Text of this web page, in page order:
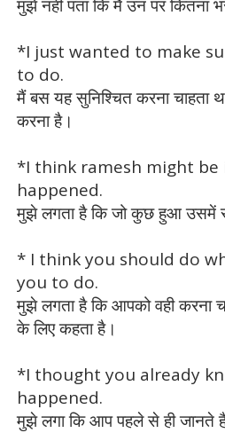
मुझे नहीं पता कि मैं उन पर कितना
*I just wanted to make
to do.
मैं बस यह सुनिश्चित करना चाहता
करना है।
*I think ramesh might be
happened.
मुझे लगता है कि जो कुछ हुआ उसमें
* I think you should do
you to do.
मुझे लगता है कि आपको वही करना
के लिए कहता है।
*I thought you already
happened.
मुझे लगा कि आप पहले से ही जानते